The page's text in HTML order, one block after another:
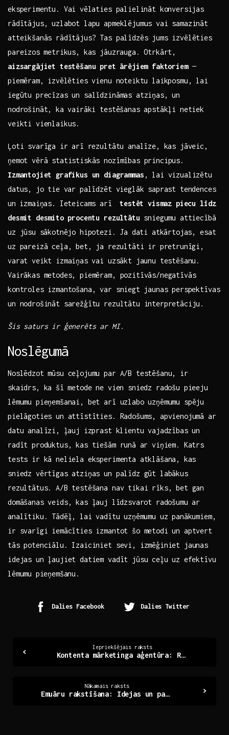
eksperimentu. Vai ⁤vēlaties palielināt konversijas
rādītājus, ‍uzlabot lapu apmeklējumus vai samazināt‌
atteikšanās rādītājus? Tas palīdzēs ‍jums izvēlēties⁣
pareizos⁤ metrikus, ​kas jāuzrauga. Otrkārt,
aizsargājiet testēšanu⁢ pret ārējiem faktoriem—⁤
piemēram, ⁢izvēlēties vienu noteiktu laikposmu, lai
iegūtu precīzas un salīdzināmas atziņas, un
nodrošināt, ⁣ka vairāki testēšanas apstākļi netiek
veikti vienlaikus.
Ļoti svarīga ‍ir arī⁣ rezultātu analīze, kas jāveic,
ņemot vērā statistiskās nozīmības principus.
Izmantojiet grafikus un​ diagrammas , lai vizualizētu
datus, jo ​tie ⁣var​ palīdzēt vieglāk saprast‌ tendences
un ⁢izmaiņas. Ieteicams arī ⁤testēt‌ vismaz piecu līdz
desmit‌ desmito ⁤procentu rezultātu sniegumu attiecībā
uz jūsu ⁤sākotnējo hipotezi.⁣ Ja dati atkārtojas, esat
uz pareizā‍ ceļa, ⁣bet, ja ​rezultāti ir pretrunīgi,⁤
varat veikt izmaiņas ⁤vai uzsākt jaunu testēšanu.
Vairākas metodes, piemēram, pozitīvās/negatīvās
kontroles izmantošana, var sniegt ⁢jaunas perspektīvas
un nodrošināt sarežģītu rezultātu interpretāciju.
Šis ​saturs ir‍ ģenerēts ar MI.
Noslēgumā
Noslēdzot mūsu ceļojumu par A/B testēšanu,‌ ir​
skaidrs, ka šī ⁢metode ne ‍vien sniedz​ radošu pieeju‍
lēmumu pieņemšanai, bet arī uzlabo ‍uzņēmumu spēju‌
pielāgoties un attīstīties. Radošums, apvienojumā ⁢ar‌
datu analīzi,⁢ ļauj izprast klientu vajadzības un
radīt produktus, kas tiešām runā ⁣ar viņiem.​ Katrs
tests ir kā neliela‌ eksperimenta atklāšana, ⁣kas
sniedz vērtīgas atziņas un​ palīdz ‍gūt labākus
rezultātus. A/B testēšana ​nav tikai rīks, bet gan
domāšanas veids, kas ļauj ⁤līdzsvarot radošumu ar
analītiku. Tādēļ,​ lai ⁤vadītu uzņēmumu uz panākumiem,
ir svarīgi iemācīties izmantot šo metodi un aptvert‍
tās potenciālu. Izaiciniet sevi, izmēģiniet jaunas
idejas un ļaujiet datiem vadīt jūsu ceļu uz⁤ efektīvu
lēmumu ⁣pieņemšanu.
Dalies Facebook Dalies Twitter
Iepriekšējais raksts
Kontenta mārketinga aģentūra: Radoši risinājumi panākumiem
Nākamais raksts
Emuāru rakstīšana: Idejas un padomi ikdienas iedvesmai